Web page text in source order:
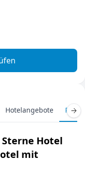
Hotelangebote
Hotel
mit